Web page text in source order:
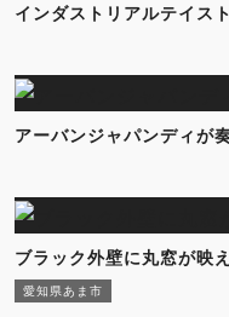
インダストリアルテイス
アーバンジャパンディが
ブラック外壁に丸窓が映
愛知県あま市